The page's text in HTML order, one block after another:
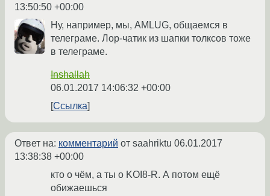
13:50:50 +00:00
Ну, например, мы, AMLUG, общаемся в
телеграме. Лор-чатик из шапки толксов тоже
в телеграме.
Inshallah
06.01.2017 14:06:32 +00:00
Ссылка
Ответ на: комментарий от saahriktu 06.01.2017
13:38:38 +00:00
кто о чём, а ты о KOI8-R. А потом ещё
обижаешься